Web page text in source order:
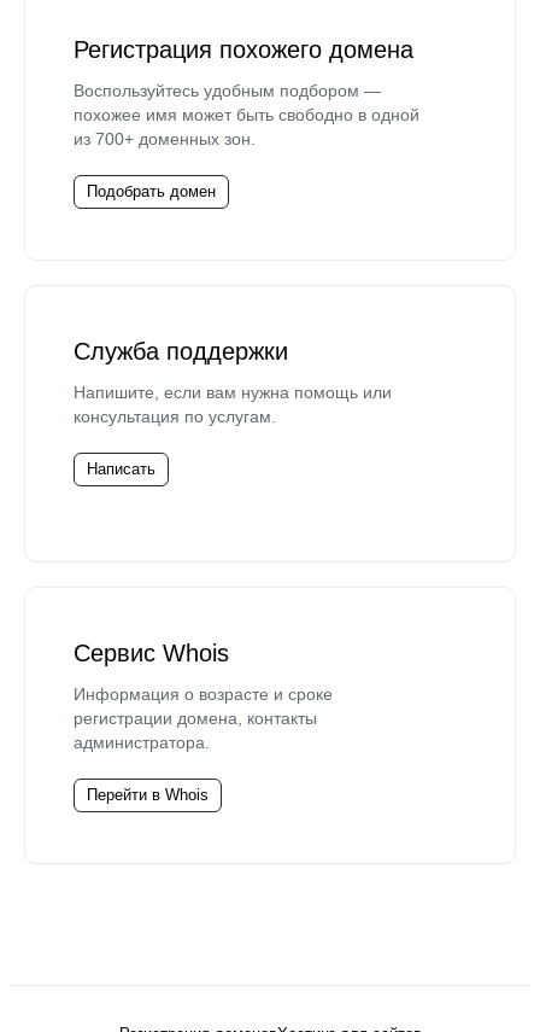
Регистрация похожего домена
Воспользуйтесь удобным подбором —
похожее имя может быть свободно в одной
из 700+ доменных зон.
Подобрать домен
Служба поддержки
Напишите, если вам нужна помощь или
консультация по услугам.
Написать
Сервис Whois
Информация о возрасте и сроке
регистрации домена, контакты
администратора.
Перейти в Whois